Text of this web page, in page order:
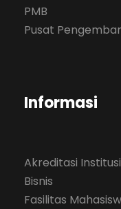
PMB
Pusat
Informasi
Akreditasi Institusi
Bisnis
Fasilitas